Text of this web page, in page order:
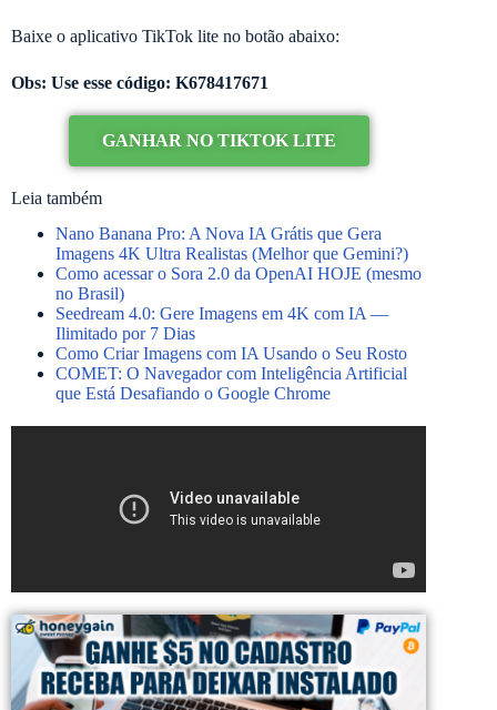
Baixe o aplicativo TikTok lite no botão abaixo:
Obs: Use esse código: K678417671
GANHAR NO TIKTOK LITE
Leia também
Nano Banana Pro: A Nova IA Grátis que Gera
Imagens 4K Ultra Realistas (Melhor que Gemini?)
Como acessar o Sora 2.0 da OpenAI HOJE (mesmo
no Brasil)
Seedream 4.0: Gere Imagens em 4K com IA —
Ilimitado por 7 Dias
Como Criar Imagens com IA Usando o Seu Rosto
COMET: O Navegador com Inteligência Artificial
que Está Desafiando o Google Chrome